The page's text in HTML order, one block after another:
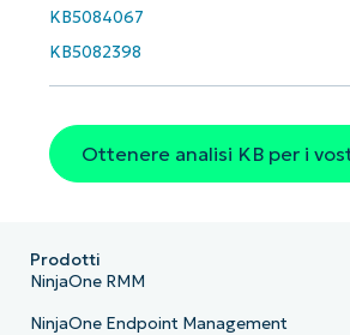
KB5084067
KB5082398
Ottenere analisi KB per i
Prodotti
NinjaOne RMM
NinjaOne Endpoint Management